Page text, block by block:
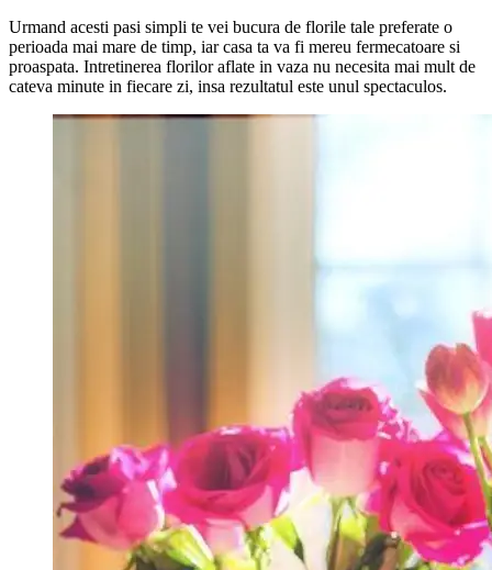
Urmand acesti pasi simpli te vei bucura de florile tale preferate o
perioada mai mare de timp, iar casa ta va fi mereu fermecatoare si
proaspata. Intretinerea florilor aflate in vaza nu necesita mai mult de
cateva minute in fiecare zi, insa rezultatul este unul spectaculos.